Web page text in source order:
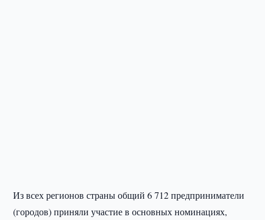
Из всех регионов страны общий 6 712 предприниматели
(городов) приняли участие в основных номинациях,